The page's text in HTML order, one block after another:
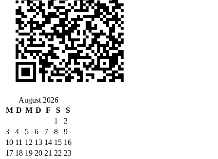
August 2026
M D M D F S
S
1
2
3
4 5 6 7 8
9
10 11 12 13 14 15 16
17 18 19 20 21 22 23